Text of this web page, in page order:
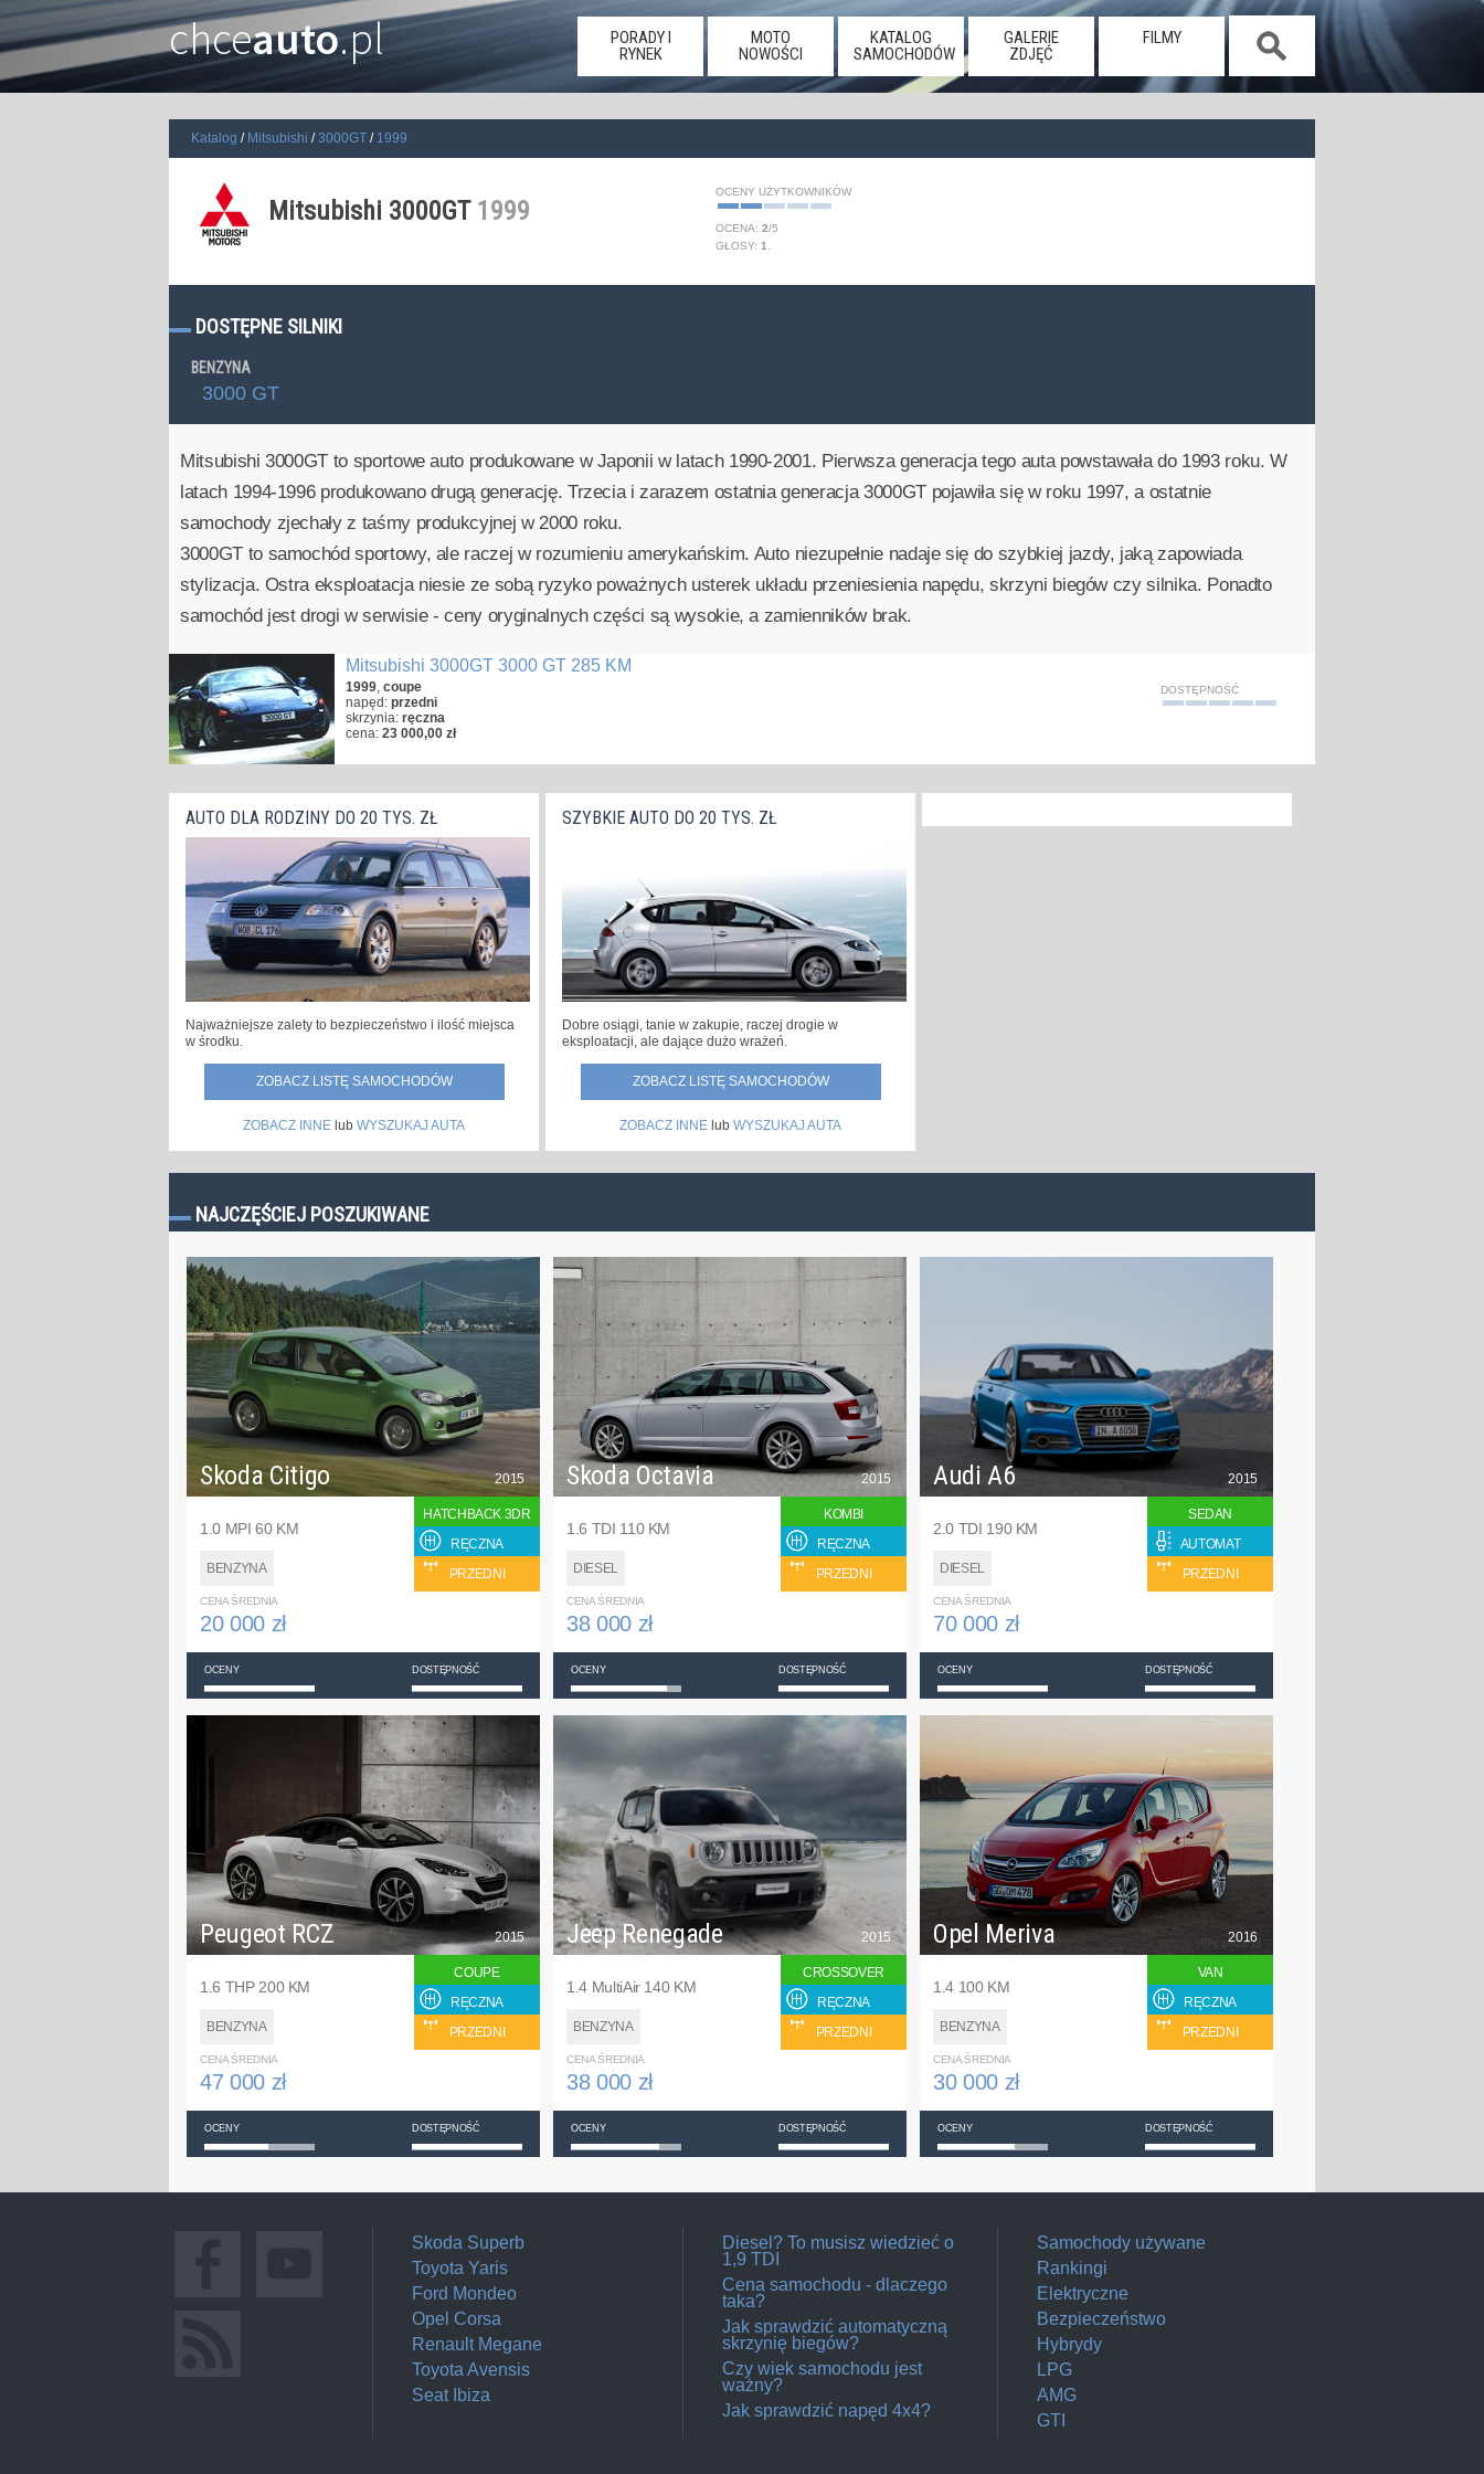
chceauto.pl
PORADY I
RYNEK
MOTO
NOWOŚCI
KATALOG
SAMOCHODÓW
GALERIE
ZDJĘĆ
FILMY
Katalog Mitsubishi 3000GT 1999
Mitsubishi 3000GT 1999
OCENY UŻYTKOWNIKÓW
OCENA: 2/5
GŁOSY: 1
DOSTĘPNE SILNIKI
BENZYNA
3000 GT
Mitsubishi 3000GT to sportowe auto produkowane w Japonii w latach 1990-2001. Pierwsza generacja tego auta powstawała do 1993 roku. W
latach 1994-1996 produkowano drugą generację. Trzecia i zarazem ostatnia generacja 3000GT pojawiła się w roku 1997, a ostatnie
samochody zjechały z taśmy produkcyjnej w 2000 roku.
3000GT to samochód sportowy, ale raczej w rozumieniu amerykańskim. Auto niezupełnie nadaje się do szybkiej jazdy, jaką zapowiada
stylizacja. Ostra eksploatacja niesie ze sobą ryzyko poważnych usterek układu przeniesienia napędu, skrzyni biegów czy silnika. Ponadto
samochód jest drogi w serwisie - ceny oryginalnych części są wysokie, a zamienników brak.
Mitsubishi 3000GT 3000 GT 285 KM
1999, coupe
napęd: przedni
skrzynia: ręczna
cena: 23 000,00 zł
DOSTĘPNOŚĆ
AUTO DLA RODZINY DO 20 TYS. ZŁ
Najważniejsze zalety to bezpieczeństwo i ilość miejsca
w środku.
ZOBACZ LISTĘ SAMOCHODÓW
ZOBACZ INNE lub WYSZUKAJ AUTA
SZYBKIE AUTO DO 20 TYS. ZŁ
Dobre osiągi, tanie w zakupie, raczej drogie w
eksploatacji, ale dające dużo wrażeń.
ZOBACZ LISTĘ SAMOCHODÓW
ZOBACZ INNE lub WYSZUKAJ AUTA
NAJCZĘŚCIEJ POSZUKIWANE
Skoda Citigo
1.0 MPI 60 KM
BENZYNA
2015
HATCHBACK 3DR
RĘCZNA
PRZEDNI
CENA ŚREDNIA
20 000 zł
OCENY DOSTĘPNOŚĆ
Skoda Octavia
1.6 TDI 110 KM
DIESEL
2015
KOMBI
RĘCZNA
PRZEDNI
CENA ŚREDNIA
38 000 zł
OCENY DOSTĘPNOŚĆ
Audi A6
2.0 TDI 190 KM
DIESEL
2015
SEDAN
AUTOMAT
PRZEDNI
CENA ŚREDNIA
70 000 zł
OCENY DOSTĘPNOŚĆ
Peugeot RCZ
1.6 THP 200 KM
BENZYNA
2015
COUPE
RĘCZNA
PRZEDNI
CENA ŚREDNIA
47 000 zł
OCENY DOSTĘPNOŚĆ
Jeep Renegade
1.4 MultiAir 140 KM
BENZYNA
2015
CROSSOVER
RĘCZNA
PRZEDNI
CENA ŚREDNIA
38 000 zł
OCENY DOSTĘPNOŚĆ
Opel Meriva
1.4 100 KM
BENZYNA
2016
VAN
RĘCZNA
PRZEDNI
CENA ŚREDNIA
30 000 zł
OCENY DOSTĘPNOŚĆ
Skoda Superb
Toyota Yaris
Ford Mondeo
Opel Corsa
Renault Megane
Toyota Avensis
Seat Ibiza
Diesel? To musisz wiedzieć o
1,9 TDI
Cena samochodu - dlaczego
taka?
Jak sprawdzić automatyczną
skrzynię biegów?
Czy wiek samochodu jest
ważny?
Jak sprawdzić napęd 4x4?
Samochody używane
Rankingi
Elektryczne
Bezpieczeństwo
Hybrydy
LPG
AMG
GTI